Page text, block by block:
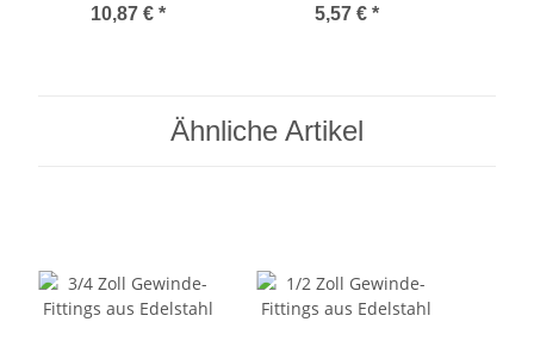
Winkel 90 Grad mit
10,87 € *
Muffe mit
5,57 € *
Ähnliche Artikel